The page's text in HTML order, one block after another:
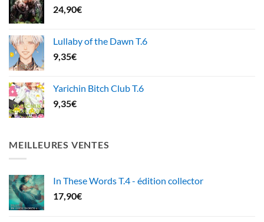
24,90€
Lullaby of the Dawn T.6
9,35€
Yarichin Bitch Club T.6
9,35€
MEILLEURES VENTES
In These Words T.4 - édition collector
17,90€